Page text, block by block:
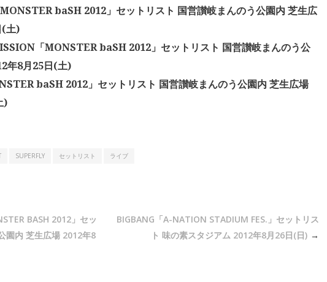
baSH 2012」セットリスト 国営讃岐まんのう公園内 芝生広
(土)
「MONSTER baSH 2012」セットリスト 国営讃岐まんのう公
年8月25日(土)
baSH 2012」セットリスト 国営讃岐まんのう公園内 芝生広場
)
SUPERFLY セットリスト ライブ
BASH 2012」セッ
園内 芝生広場 2012年8
BIGBANG「A-NATION STADIUM FES.」セットリス
ト 味の素スタジアム 2012年8月26日(日)